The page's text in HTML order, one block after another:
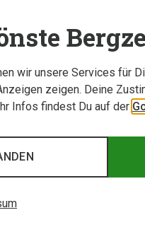
wir unsere Services für
zeigen. Deine
Infos findest Du auf der